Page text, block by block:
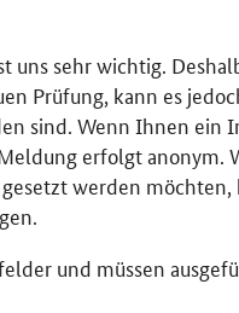
uns sehr wichtig.
Prüfung, kann es
sind. Wenn Ihnen ein
erfolgt anonym.
werden
und müssen